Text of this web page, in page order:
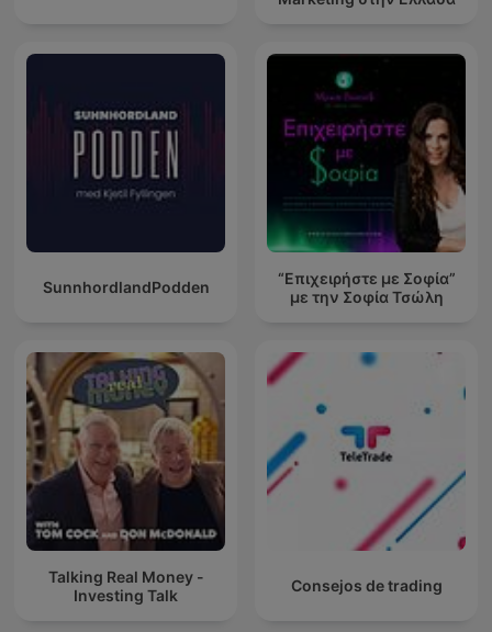
SunnhordlandPodden
“Επιχειρήστε με Σοφία”
με την Σοφία Τσώλη
Talking Real Money -
Investing Talk
Consejos de trading